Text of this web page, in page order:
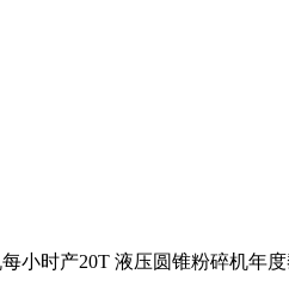
小时产20T 液压圆锥粉碎机年